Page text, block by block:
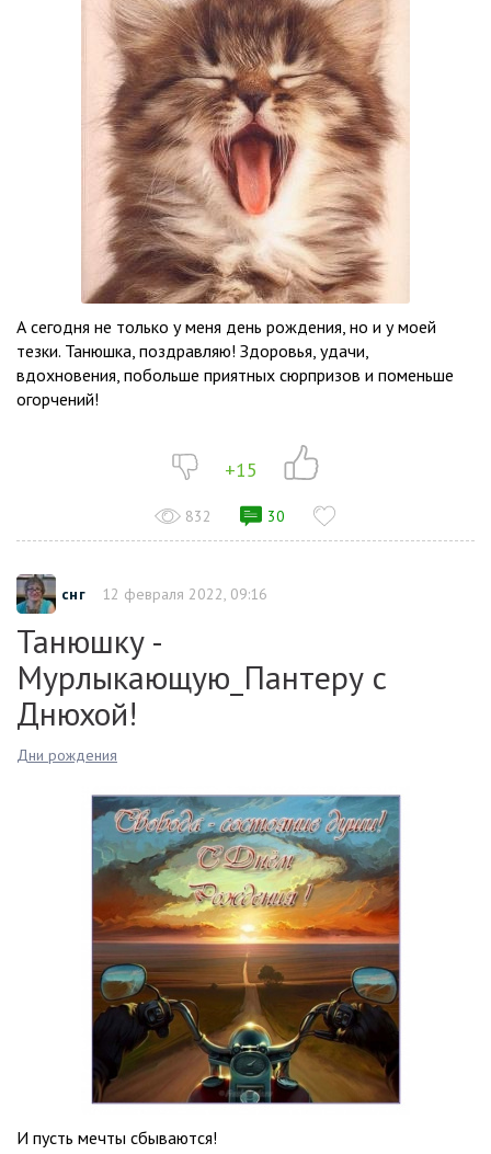
А сегодня не только у меня день рождения, но и у моей
тезки. Танюшка, поздравляю! Здоровья, удачи,
вдохновения, побольше приятных сюрпризов и поменьше
огорчений!
+15
832 30
снг 12 февраля 2022, 09:16
Танюшку -
Мурлыкающую_Пантеру с
Днюхой!
Дни рождения
И пусть мечты сбываются!